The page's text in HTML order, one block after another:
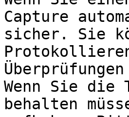
Capture
sicher. Sie
Wenn Sie
behalten